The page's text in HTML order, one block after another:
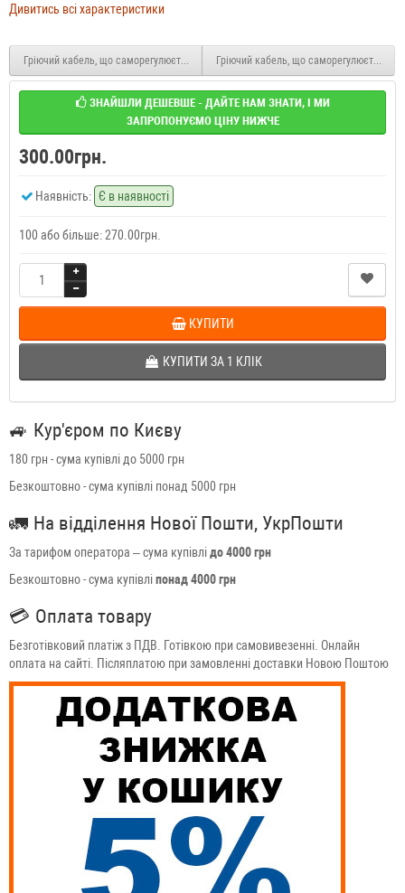
Дивитись всі характеристики
Гріючий кабель, що саморегулюється Woks SR-25 25Вт/м 100м
Гріючий кабель, що саморегулюється
ЗНАЙШЛИ ДЕШЕВШЕ - ДАЙТЕ НАМ ЗНАТИ, І МИ
ЗАПРОПОНУЄМО ЦІНУ НИЖЧЕ
300.00грн.
Наявність: Є в наявності
100 або більше: 270.00грн.
КУПИТИ
КУПИТИ ЗА 1 КЛIК
🚙 Кур'єром по Києву
180 грн - сума купівлі до 5000 грн
Безкоштовно - сума купівлі понад 5000 грн
🚛 На відділення Нової Пошти, УкрПошти
За тарифом оператора – сума купівлідо 4000 грн
Безкоштовно - сума купівліпонад 4000 грн
💳 Оплата товару
Безготівковий платіж з ПДВ. Готівкою при самовивезенні. Онлайн
оплата на сайті. Післяплатою при замовленні доставки Новою Поштою